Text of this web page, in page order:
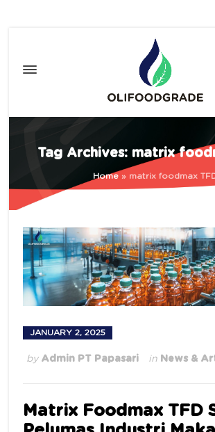
Tag Archives: matrix
Home » matrix foodmax
JANUARY 2, 2025
by Admin PT Papasari in News &
Matrix Foodmax TFD